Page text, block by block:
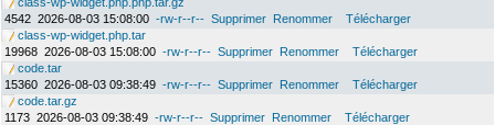
4542 2026-08-03 15:08:00 -rw-r--r-- Supprimer Renommer
Télécharger
class-wp-widget.php.tar
19968 2026-08-03 15:08:00 -rw-r--r-- Supprimer Renommer
Télécharger
code.tar
15360 2026-08-03 09:38:49 -rw-r--r-- Supprimer Renommer
Télécharger
code.tar.gz
1173 2026-08-03 09:38:49 -rw-r--r-- Supprimer Renommer
Télécharger